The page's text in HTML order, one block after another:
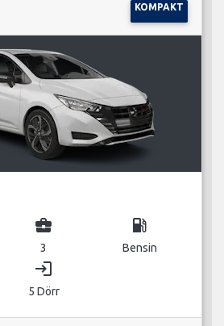
KOMPAKT
business_center
3
local_gas_station
Bensin
login
5 Dörr